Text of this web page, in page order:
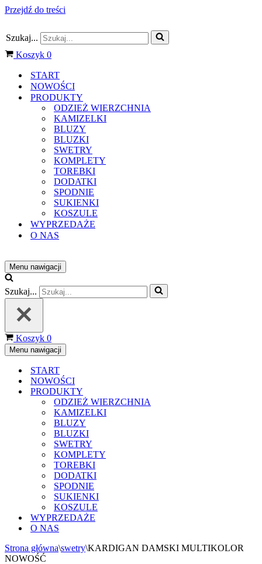
Przejdź do treści
Szukaj...
Koszyk 0
START
NOWOŚCI
PRODUKTY
ODZIEŻ WIERZCHNIA
KAMIZELKI
BLUZY
BLUZKI
SWETRY
KOMPLETY
TOREBKI
DODATKI
SPODNIE
SUKIENKI
KOSZULE
WYPRZEDAŻE
O NAS
Menu nawigacji
Szukaj...
Koszyk 0
Menu nawigacji
START
NOWOŚCI
PRODUKTY
ODZIEŻ WIERZCHNIA
KAMIZELKI
BLUZY
BLUZKI
SWETRY
KOMPLETY
TOREBKI
DODATKI
SPODNIE
SUKIENKI
KOSZULE
WYPRZEDAŻE
O NAS
Strona główna\swetry\KARDIGAN DAMSKI MULTIKOLOR
NOWOŚĆ